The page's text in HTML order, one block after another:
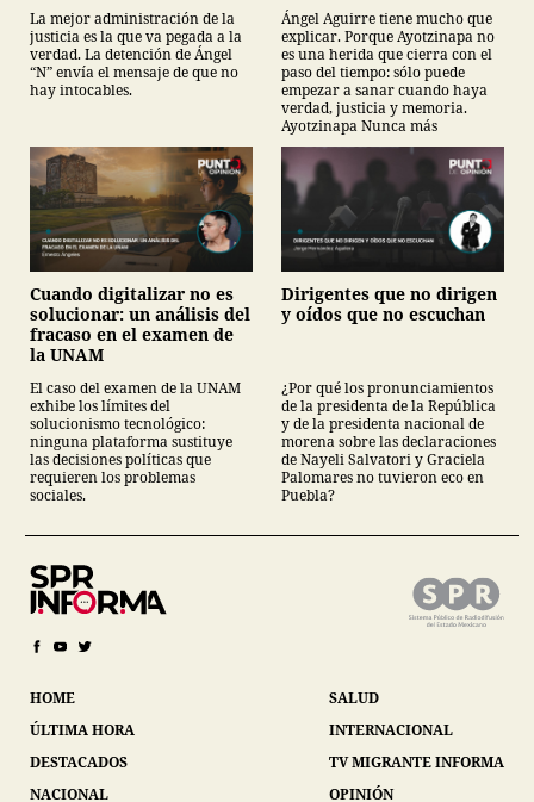
La mejor administración de la
justicia es la que va pegada a la
verdad. La detención de Ángel
“N” envía el mensaje de que no
hay intocables.
Ángel Aguirre tiene mucho que
explicar. Porque Ayotzinapa no
es una herida que cierra con el
paso del tiempo: sólo puede
empezar a sanar cuando haya
verdad, justicia y memoria.
Ayotzinapa Nunca más
Cuando digitalizar no es
solucionar: un análisis del
fracaso en el examen de
la UNAM
El caso del examen de la UNAM
exhibe los límites del
solucionismo tecnológico:
ninguna plataforma sustituye
las decisiones políticas que
requieren los problemas
sociales.
Dirigentes que no dirigen
y oídos que no escuchan
¿Por qué los pronunciamientos
de la presidenta de la República
y de la presidenta nacional de
morena sobre las declaraciones
de Nayeli Salvatori y Graciela
Palomares no tuvieron eco en
Puebla?
HOME
ÚLTIMA HORA
DESTACADOS
NACIONAL
SALUD
INTERNACIONAL
TV MIGRANTE INFORMA
OPINIÓN